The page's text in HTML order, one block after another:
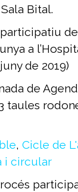
Bital.
de
a
de 2019)
de
taules
,Cicle de
i circular